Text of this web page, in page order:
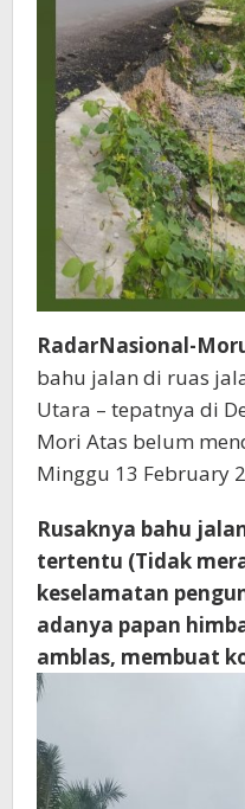
RadarNasional-
bahu jalan di ruas
Utara – tepatnya di
Mori Atas belum
Minggu 13 February
Rusaknya bahu
tertentu (Tidak
keselamatan
adanya papan
amblas, membuat